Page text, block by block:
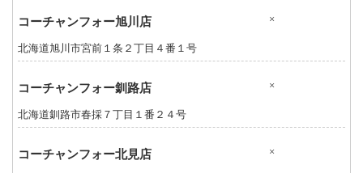
コーチャンフォー旭川店 ×
北海道旭川市宮前１条２丁目４番１号
コーチャンフォー釧路店 ×
北海道釧路市春採７丁目１番２４号
コーチャンフォー北見店 ×